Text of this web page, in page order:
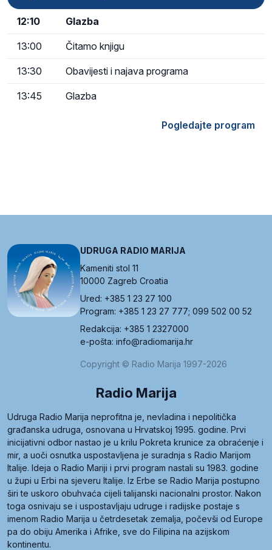
12:10 Glazba
13:00 Čitamo knjigu
13:30 Obavijesti i najava programa
13:45 Glazba
Pogledajte program
UDRUGA RADIO MARIJA
Kameniti stol 11
10000 Zagreb Croatia
Ured: +385 1 23 27 100
Program: +385 1 23 27 777; 099 502 00 52
Redakcija: +385 1 2327000
e-pošta: info@radiomarija.hr
Copyright © Radio Marija 1997-2026
Radio Marija
Udruga Radio Marija neprofitna je, nevladina i nepolitička
građanska udruga, osnovana u Hrvatskoj 1995. godine. Prvi
inicijativni odbor nastao je u krilu Pokreta krunice za obraćenje i
mir, a uoči osnutka uspostavljena je suradnja s Radio Marijom
Italije. Ideja o Radio Mariji i prvi program nastali su 1983. godine
u župi u Erbi na sjeveru Italije. Iz Erbe se Radio Marija postupno
širi te uskoro obuhvaća cijeli talijanski nacionalni prostor. Nakon
toga osnivaju se i uspostavljaju udruge i radijske postaje s
imenom Radio Marija u četrdesetak zemalja, počevši od Europe
pa do obiju Amerika i Afrike, sve do Filipina na azijskom
kontinentu.